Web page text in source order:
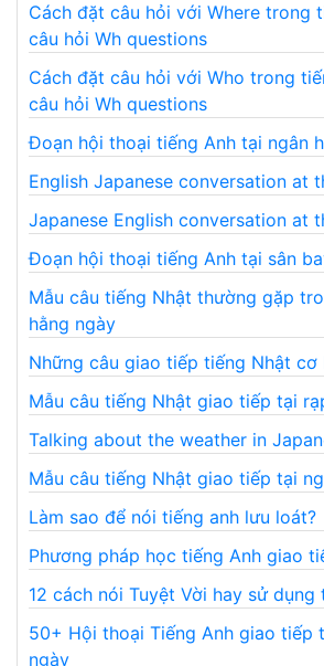
Cách đặt câu hỏi với Where trong
câu hỏi Wh questions
Cách đặt câu hỏi với Who trong
câu hỏi Wh questions
Đoạn hội thoại tiếng Anh tại ngân
English Japanese conversation at
Japanese English conversation at
Đoạn hội thoại tiếng Anh tại sân
Mẫu câu tiếng Nhật thường gặp
hằng ngày
Những câu giao tiếp tiếng Nhật cơ
Mẫu câu tiếng Nhật giao tiếp tại
Talking about the weather in
Mẫu câu tiếng Nhật giao tiếp tại
Làm sao để nói tiếng anh lưu loát?
Phương pháp học tiếng Anh giao
12 cách nói Tuyệt Vời hay sử
50+ Hội thoại Tiếng Anh giao tiếp
ngày